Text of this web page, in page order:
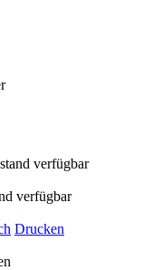
verfügbar
verfügbar
Drucken